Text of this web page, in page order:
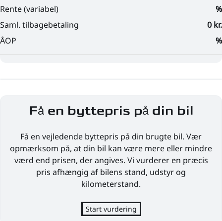
Få en byttepris på din bil
Få en vejledende byttepris på din brugte bil. Vær
opmærksom på, at din bil kan være mere eller mindre
værd end prisen, der angives. Vi vurderer en præcis
pris afhængig af bilens stand, udstyr og
kilometerstand.
Start vurdering